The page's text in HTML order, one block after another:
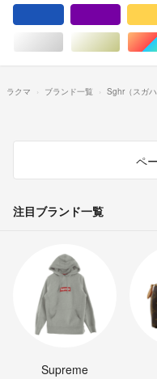
シルバー/銀色系ゴール
ラクマ ブランド一覧 Sghr（スガハ
ペ
注目ブランド一覧
Supreme